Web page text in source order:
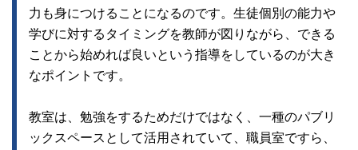
力も身につけることになるのです。生徒個別の能力や
学びに対するタイミングを教師が図りながら、できる
ことから始めれば良いという指導をしているのが大き
なポイントです。
教室は、勉強をするためだけではなく、一種のパブリ
ックスペースとして活用されていて、職員室ですら、